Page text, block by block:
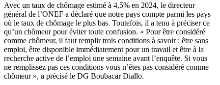
Avec un taux de chômage estimé à 4,5% en 2024, le directeur
général de l’ONEF a déclaré que notre pays compte parmi les pays
où le taux de chômage le plus bas. Toutefois, il a tenu à préciser ce
qu’un chômeur pour éviter toute confusion. « Pour être considéré
comme chômeur, il faut remplir trois conditions à savoir : être sans
emploi, être disponible immédiatement pour un travail et être à la
recherche active de l’emploi une semaine avant l’enquête. Si vous
ne remplissez pas ces conditions vous n’êtes pas considéré comme
chômeur », a précisé le DG Boubacar Diallo.